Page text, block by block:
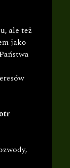
ale też
jako